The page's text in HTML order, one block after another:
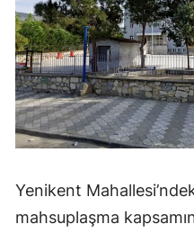
Yenikent
mahsuplaşma